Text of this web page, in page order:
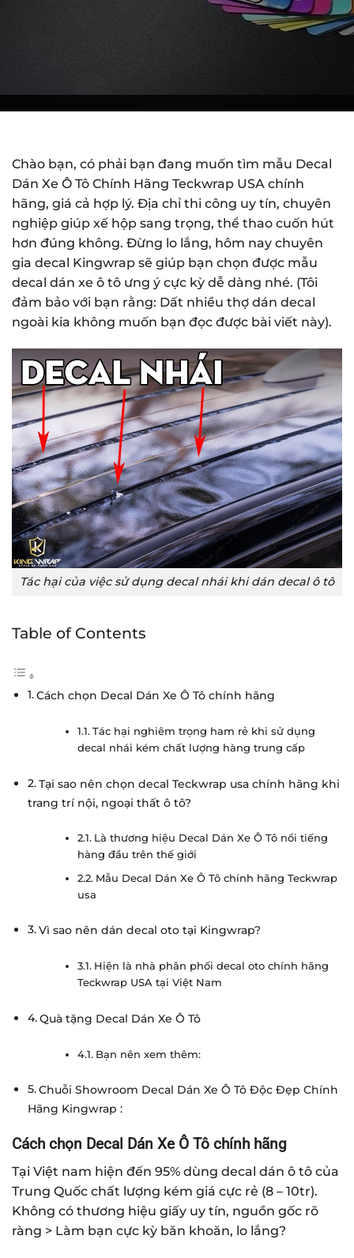
Chào bạn, có phải bạn đang muốn tìm mẫu Decal
Dán Xe Ô Tô Chính Hãng Teckwrap USA chính
hãng, giá cả hợp lý. Địa chỉ thi công uy tín, chuyên
nghiệp giúp xế hộp sang trọng, thể thao cuốn hút
hơn đúng không. Đừng lo lắng, hôm nay chuyên
gia decal Kingwrap sẽ giúp bạn chọn được mẫu
decal dán xe ô tô ưng ý cực kỳ dễ dàng nhé. (Tôi
đảm bảo với bạn rằng: Dất nhiều thợ dán decal
ngoài kia không muốn bạn đọc được bài viết này).
Tác hại của việc sử dụng decal nhái khi dán decal ô tô
Table of Contents
Cách chọn Decal Dán Xe Ô Tô chính hãng
Tác hại nghiêm trọng ham rẻ khi sử dụng
decal nhái kém chất lượng hàng trung cấp
Tại sao nên chọn decal Teckwrap usa chính hãng khi
trang trí nội, ngoại thất ô tô?
Là thương hiệu Decal Dán Xe Ô Tô nổi tiếng
hàng đầu trên thế giới
Mẫu Decal Dán Xe Ô Tô chính hãng Teckwrap
usa
Vì sao nên dán decal oto tại Kingwrap?
Hiện là nhà phân phối decal oto chính hãng
Teckwrap USA tại Việt Nam
Quà tặng Decal Dán Xe Ô Tô
Bạn nên xem thêm:
Chuỗi Showroom Decal Dán Xe Ô Tô Độc Đẹp Chính
Hãng Kingwrap :
Cách chọn Decal Dán Xe Ô Tô chính hãng
Tại Việt nam hiện đến 95% dùng decal dán ô tô của
Trung Quốc chất lượng kém giá cực rẻ (8 – 10tr).
Không có thương hiệu giấy uy tín, nguồn gốc rõ
ràng > Làm bạn cực kỳ băn khoăn, lo lắng?